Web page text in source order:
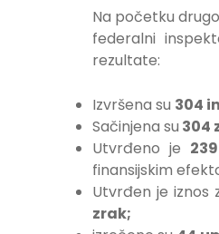
Na početku
federalni
rezultate:
Izvršena su 304
Sačinjena su 304
Utvrđeno je 239
finansijskim
Utvrđen je iznos
zrak;